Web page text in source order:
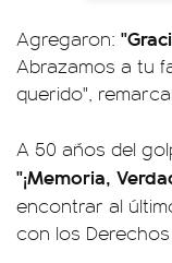
Agregaron:
Abrazamos a tu
querido",
A 50 años del
"¡Memoria,
encontrar al
con los